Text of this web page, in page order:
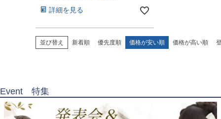
詳細を見る
並び替え 新着順 優先度順 価格が安い順 価格が高い順
Event 特集